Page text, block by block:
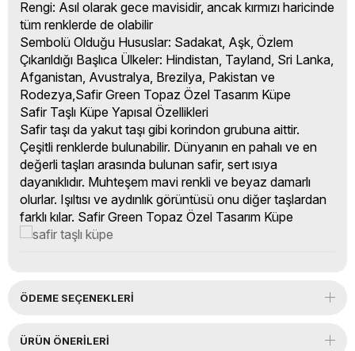
Rengi: Asıl olarak gece mavisidir, ancak kırmızı haricinde
tüm renklerde de olabilir
Sembolü Olduğu Hususlar: Sadakat, Aşk, Özlem
Çıkarıldığı Başlıca Ülkeler: Hindistan, Tayland, Sri Lanka,
Afganistan, Avustralya, Brezilya, Pakistan ve
Rodezya,Safir Green Topaz Özel Tasarım Küpe
Safir Taşlı Küpe Yapısal Özellikleri
Safir taşı da yakut taşı gibi korindon grubuna aittir.
Çeşitli renklerde bulunabilir. Dünyanın en pahalı ve en
değerli taşları arasında bulunan safir, sert ısıya
dayanıklıdır. Muhteşem mavi renkli ve beyaz damarlı
olurlar. Işıltısı ve aydınlık görüntüsü onu diğer taşlardan
farklı kılar. Safir Green Topaz Özel Tasarım Küpe
ÖDEME SEÇENEKLERI
ÜRÜN ÖNERILERI